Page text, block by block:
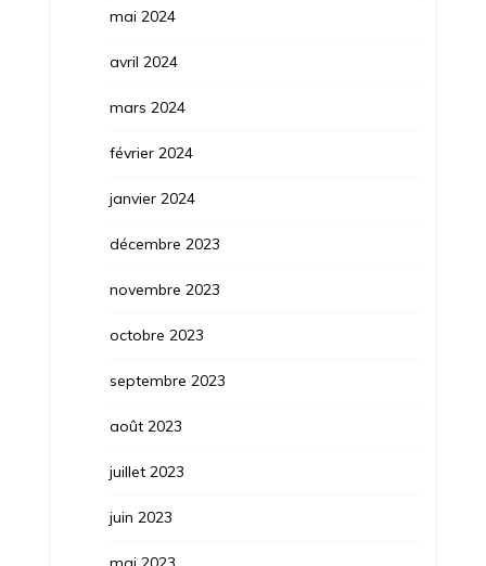
mai 2024
avril 2024
mars 2024
février 2024
janvier 2024
décembre 2023
novembre 2023
octobre 2023
septembre 2023
août 2023
juillet 2023
juin 2023